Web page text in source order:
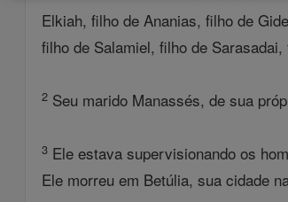
Elkiah, filho de Ananias, filho de
filho de Salamiel, filho de
2 Seu marido Manassés, de sua
3 Ele estava supervisionando os
Ele morreu em Betúlia, sua cidade